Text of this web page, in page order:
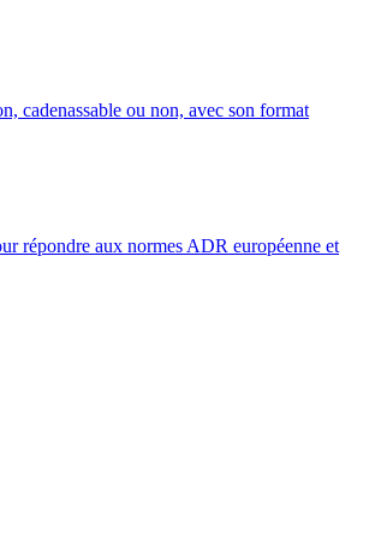
cadenassable ou non, avec son format
répondre aux normes ADR européenne et